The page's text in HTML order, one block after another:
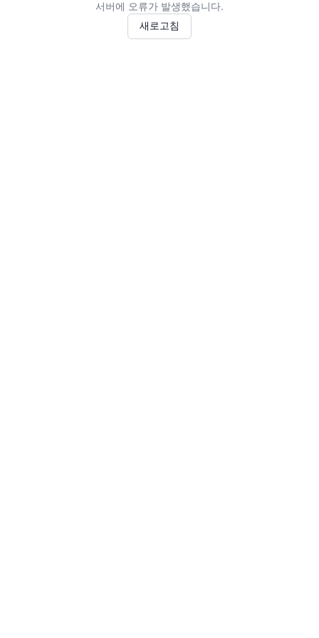
서버에 오류가 발생했습니다.
새로고침